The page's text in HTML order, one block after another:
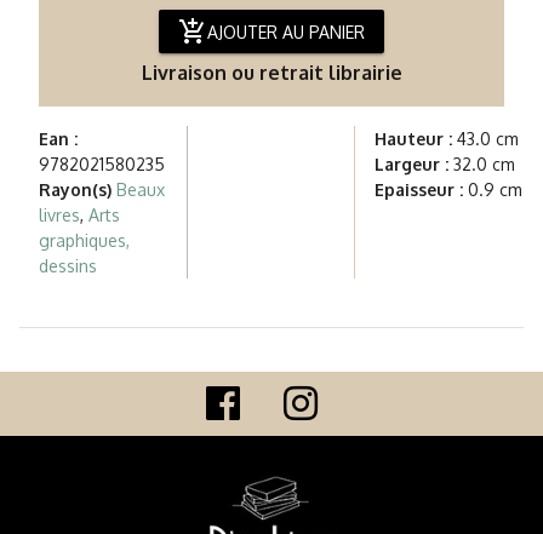
add_shopping_cartAJOUTER AU PANIER
Livraison ou retrait librairie
Ean :
9782021580235
Rayon(s) Beaux
livres, Arts
graphiques,
dessins
Hauteur : 43.0 cm
Largeur : 32.0 cm
Epaisseur : 0.9 cm